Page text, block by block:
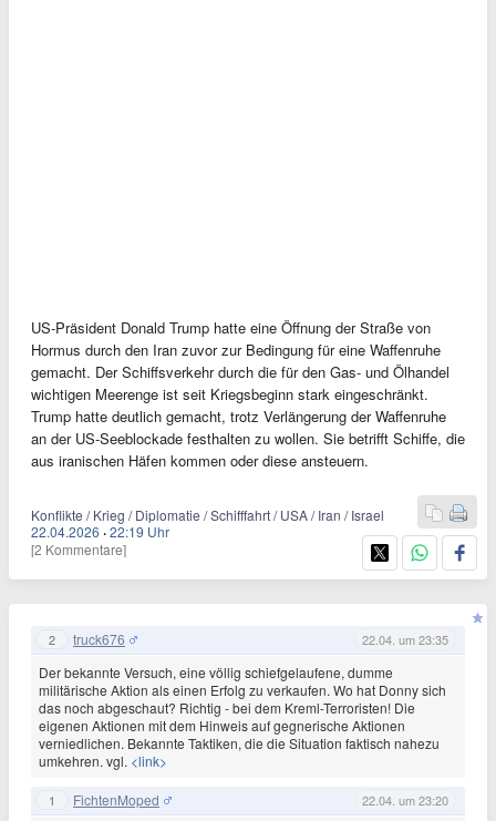
US-Präsident Donald Trump hatte eine Öffnung der Straße von
Hormus durch den Iran zuvor zur Bedingung für eine Waffenruhe
gemacht. Der Schiffsverkehr durch die für den Gas- und Ölhandel
wichtigen Meerenge ist seit Kriegsbeginn stark eingeschränkt.
Trump hatte deutlich gemacht, trotz Verlängerung der Waffenruhe
an der US-Seeblockade festhalten zu wollen. Sie betrifft Schiffe, die
aus iranischen Häfen kommen oder diese ansteuern.
Konflikte / Krieg / Diplomatie / Schifffahrt / USA / Iran / Israel
22.04.2026 ·22:19 Uhr
[2 Kommentare]
2 truck676 22.04. um 23:35
Der bekannte Versuch, eine völlig schiefgelaufene, dumme
militärische Aktion als einen Erfolg zu verkaufen. Wo hat Donny sich
das noch abgeschaut? Richtig - bei dem Kreml-Terroristen! Die
eigenen Aktionen mit dem Hinweis auf gegnerische Aktionen
verniedlichen. Bekannte Taktiken, die die Situation faktisch nahezu
umkehren. vgl. <link>
1 FichtenMoped 22.04. um 23:20